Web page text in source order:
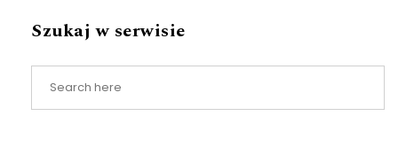
Szukaj w serwisie